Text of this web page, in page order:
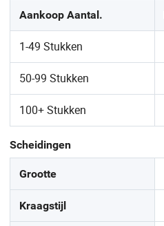
Aankoop Aantal.
1-49 Stukken
50-99 Stukken
100+ Stukken
Scheidingen
Grootte
Kraagstijl